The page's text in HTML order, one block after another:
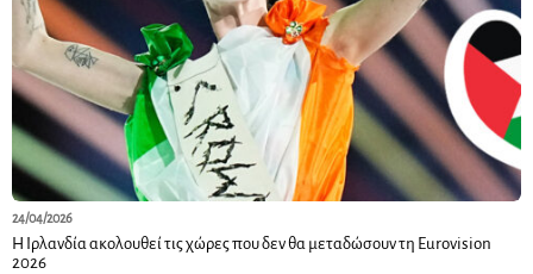
24/04/2026
Η Ιρλανδία ακολουθεί τις χώρες που δεν θα μεταδώσουν τη Eurovision
2026